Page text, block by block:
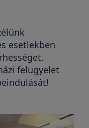
esetlekben
felügyelet